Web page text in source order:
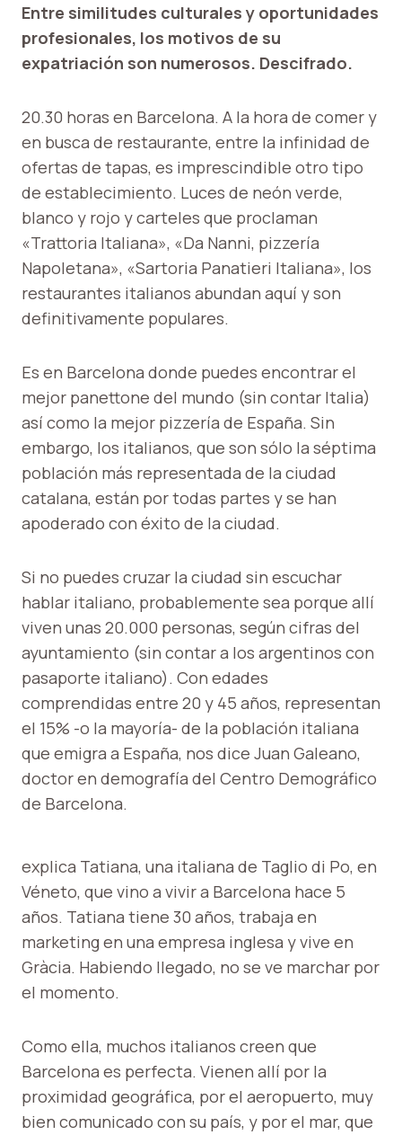
Entre similitudes culturales y oportunidades
profesionales, los motivos de su
expatriación son numerosos. Descifrado.
20.30 horas en Barcelona. A la hora de comer y
en busca de restaurante, entre la infinidad de
ofertas de tapas, es imprescindible otro tipo
de establecimiento. Luces de neón verde,
blanco y rojo y carteles que proclaman
«Trattoria Italiana», «Da Nanni, pizzería
Napoletana», «Sartoria Panatieri Italiana», los
restaurantes italianos abundan aquí y son
definitivamente populares.
Es en Barcelona donde puedes encontrar el
mejor panettone del mundo (sin contar Italia)
así como la mejor pizzería de España. Sin
embargo, los italianos, que son sólo la séptima
población más representada de la ciudad
catalana, están por todas partes y se han
apoderado con éxito de la ciudad.
Si no puedes cruzar la ciudad sin escuchar
hablar italiano, probablemente sea porque allí
viven unas 20.000 personas, según cifras del
ayuntamiento (sin contar a los argentinos con
pasaporte italiano). Con edades
comprendidas entre 20 y 45 años, representan
el 15% -o la mayoría- de la población italiana
que emigra a España, nos dice Juan Galeano,
doctor en demografía del Centro Demográfico
de Barcelona.
explica Tatiana, una italiana de Taglio di Po, en
Véneto, que vino a vivir a Barcelona hace 5
años. Tatiana tiene 30 años, trabaja en
marketing en una empresa inglesa y vive en
Gràcia. Habiendo llegado, no se ve marchar por
el momento.
Como ella, muchos italianos creen que
Barcelona es perfecta. Vienen allí por la
proximidad geográfica, por el aeropuerto, muy
bien comunicado con su país, y por el mar, que